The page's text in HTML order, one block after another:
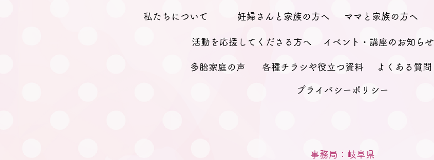
私たちについて 妊婦さんと家族の方へ ママと家族の方へ
活動を応援してくださる方へ イベント・講座のお知らせ
多胎家庭の声 各種チラシや役立つ資料 よくある質問
プライバシーポリシー
事務局：岐阜県